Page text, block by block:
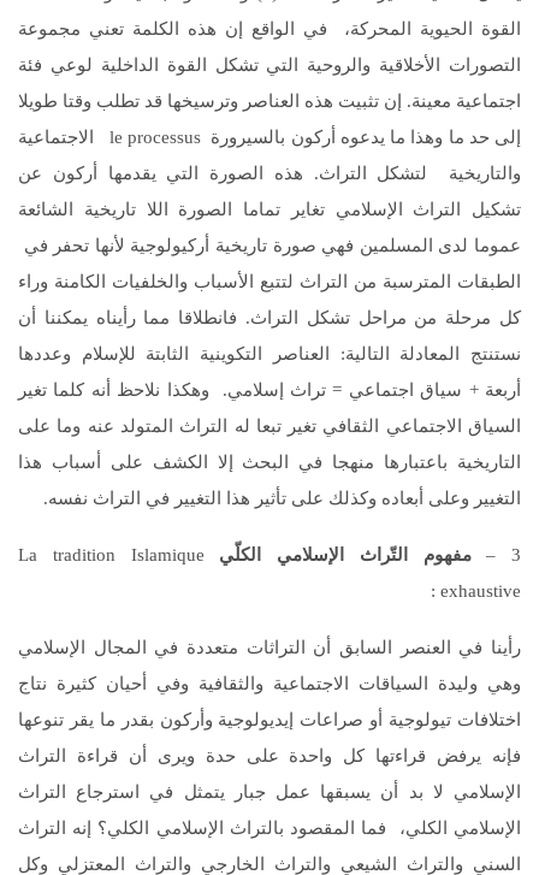
القوة الحيوية المحركة، في الواقع إن هذه الكلمة تعني مجموعة
التصورات الأخلاقية والروحية التي تشكل القوة الداخلية لوعي فئة
اجتماعية معينة. إن تثبيت هذه العناصر وترسيخها قد تطلب وقتا طويلا
إلى حد ما وهذا ما يدعوه أركون بالسيرورة le processus الاجتماعية
والتاريخية لتشكل التراث. هذه الصورة التي يقدمها أركون عن
تشكيل التراث الإسلامي تغاير تماما الصورة اللا تاريخية الشائعة
عموما لدى المسلمين فهي صورة تاريخية أركيولوجية لأنها تحفر في
الطبقات المترسبة من التراث لتتبع الأسباب والخلفيات الكامنة وراء
كل مرحلة من مراحل تشكل التراث. فانطلاقا مما رأيناه يمكننا أن
نستنتج المعادلة التالية: العناصر التكوينية الثابتة للإسلام وعددها
أربعة + سياق اجتماعي = تراث إسلامي. وهكذا نلاحظ أنه كلما تغير
السياق الاجتماعي الثقافي تغير تبعا له التراث المتولد عنه وما على
التاريخية باعتبارها منهجا في البحث إلا الكشف على أسباب هذا
التغيير وعلى أبعاده وكذلك على تأثير هذا التغيير في التراث نفسه.
3 – مفهوم التّراث الإسلامي الكلّي
La tradition Islamique
exhaustive :
رأينا في العنصر السابق أن التراثات متعددة في المجال الإسلامي
وهي وليدة السياقات الاجتماعية والثقافية وفي أحيان كثيرة نتاج
اختلافات تيولوجية أو صراعات إيديولوجية وأركون بقدر ما يقر تنوعها
فإنه يرفض قراءتها كل واحدة على حدة ويرى أن قراءة التراث
الإسلامي لا بد أن يسبقها عمل جبار يتمثل في استرجاع التراث
الإسلامي الكلي، فما المقصود بالتراث الإسلامي الكلي؟ إنه التراث
السني والتراث الشيعي والتراث الخارجي والتراث المعتزلي وكل